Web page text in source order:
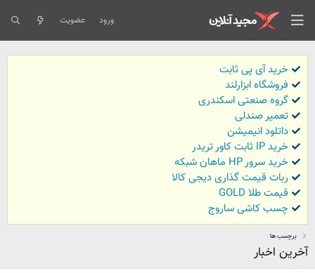
ورود عضویت
خرید آی پی ثابت
فروشگاه ابزارلند
گروه صنعتی اسکندری
تعمیر صندلی
داتلود انیمیشن
خرید IP ثابت کاور تریدر
خرید سرور HP ماهان شبکه
ربات قیمت گذاری دیجی کالا
قیمت طلا GOLD
چسب کاشی ساروج
برچسب ها
آخرین اخبار